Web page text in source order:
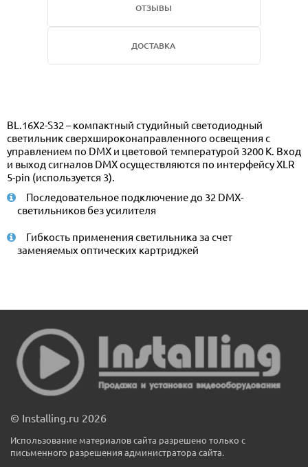
ОТЗЫВЫ
ДОСТАВКА
BL.16X2-S32 – компактный студийный светодиодный
светильник сверхшироконаправленного освещения с
управлением по DMX и цветовой температурой 3200 К. Вход
и выход сигналов DMX осуществляются по интерфейсу XLR
5-pin (используется 3).
Последовательное подключение до 32 DMX-
светильников без усилителя
Гибкость применения светильника за счет
заменяемых оптических картриджей
© Installing.ru 2026
Использование материалов сайта разрешено только с
письменного разрешения администратора сайта.